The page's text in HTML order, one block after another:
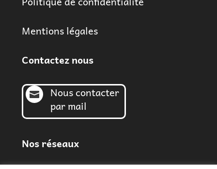
Mentions légales
Contactez nous

Nous contacter
par mail
Nos réseaux